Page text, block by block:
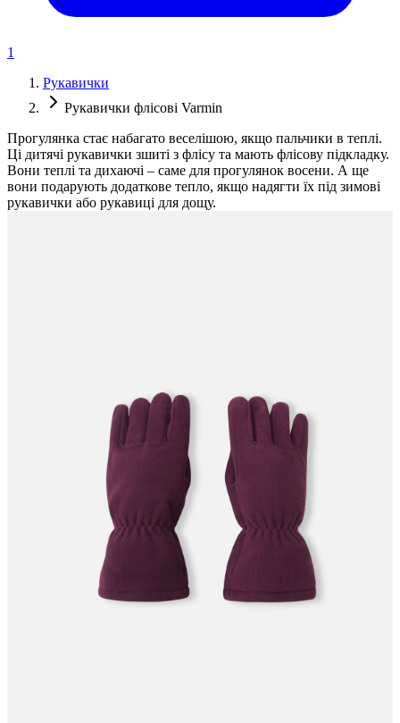
1
Рукавички
Рукавички флісові Varmin
Прогулянка стає набагато веселішою, якщо пальчики в теплі.
Ці дитячі рукавички зшиті з флісу та мають флісову підкладку.
Вони теплі та дихаючі – саме для прогулянок восени. А ще
вони подарують додаткове тепло, якщо надягти їх під зимові
рукавички або рукавиці для дощу.